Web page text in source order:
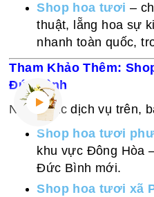
Shop hoa tươi –
thuật, lẵng hoa sự
nhanh toàn quốc,
Tham Khảo Thêm:
Đức Bình
Ngoài các dịch vụ trên,
Shop hoa tươi
khu vực Đông Hòa
Đức Bình mới.
Shop hoa tươi xã